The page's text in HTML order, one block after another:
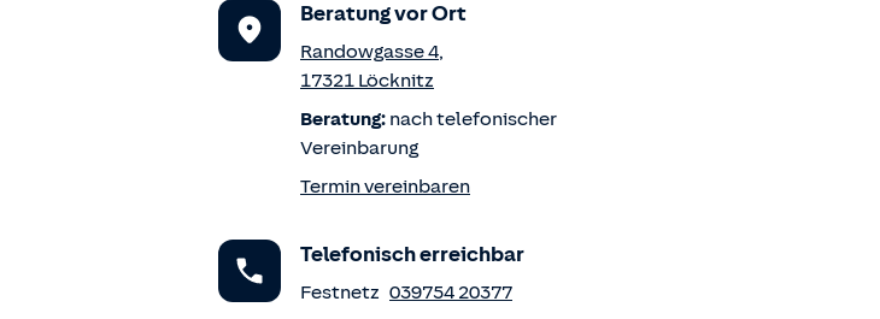
Beratung vor Ort
Randowgasse 4,
17321 Löcknitz
Beratung: nach telefonischer
Vereinbarung
Termin vereinbaren
Telefonisch erreichbar
Festnetz 039754 20377